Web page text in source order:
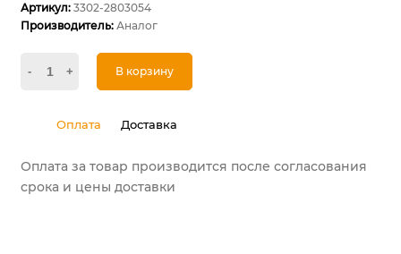
Артикул: 3302-2803054
Производитель: Аналог
- + В корзину
Оплата Доставка
Оплата за товар производится после согласования
срока и цены доставки